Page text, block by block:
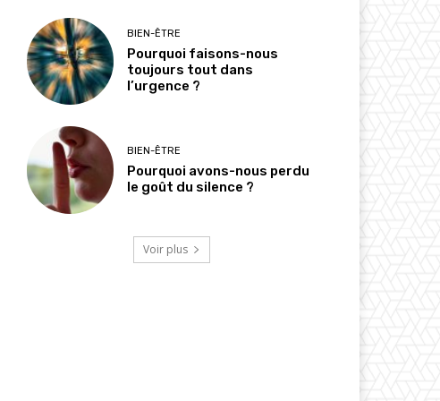
BIEN-ÊTRE
Pourquoi faisons-nous
toujours tout dans
l’urgence ?
BIEN-ÊTRE
Pourquoi avons-nous perdu
le goût du silence ?
Voir plus